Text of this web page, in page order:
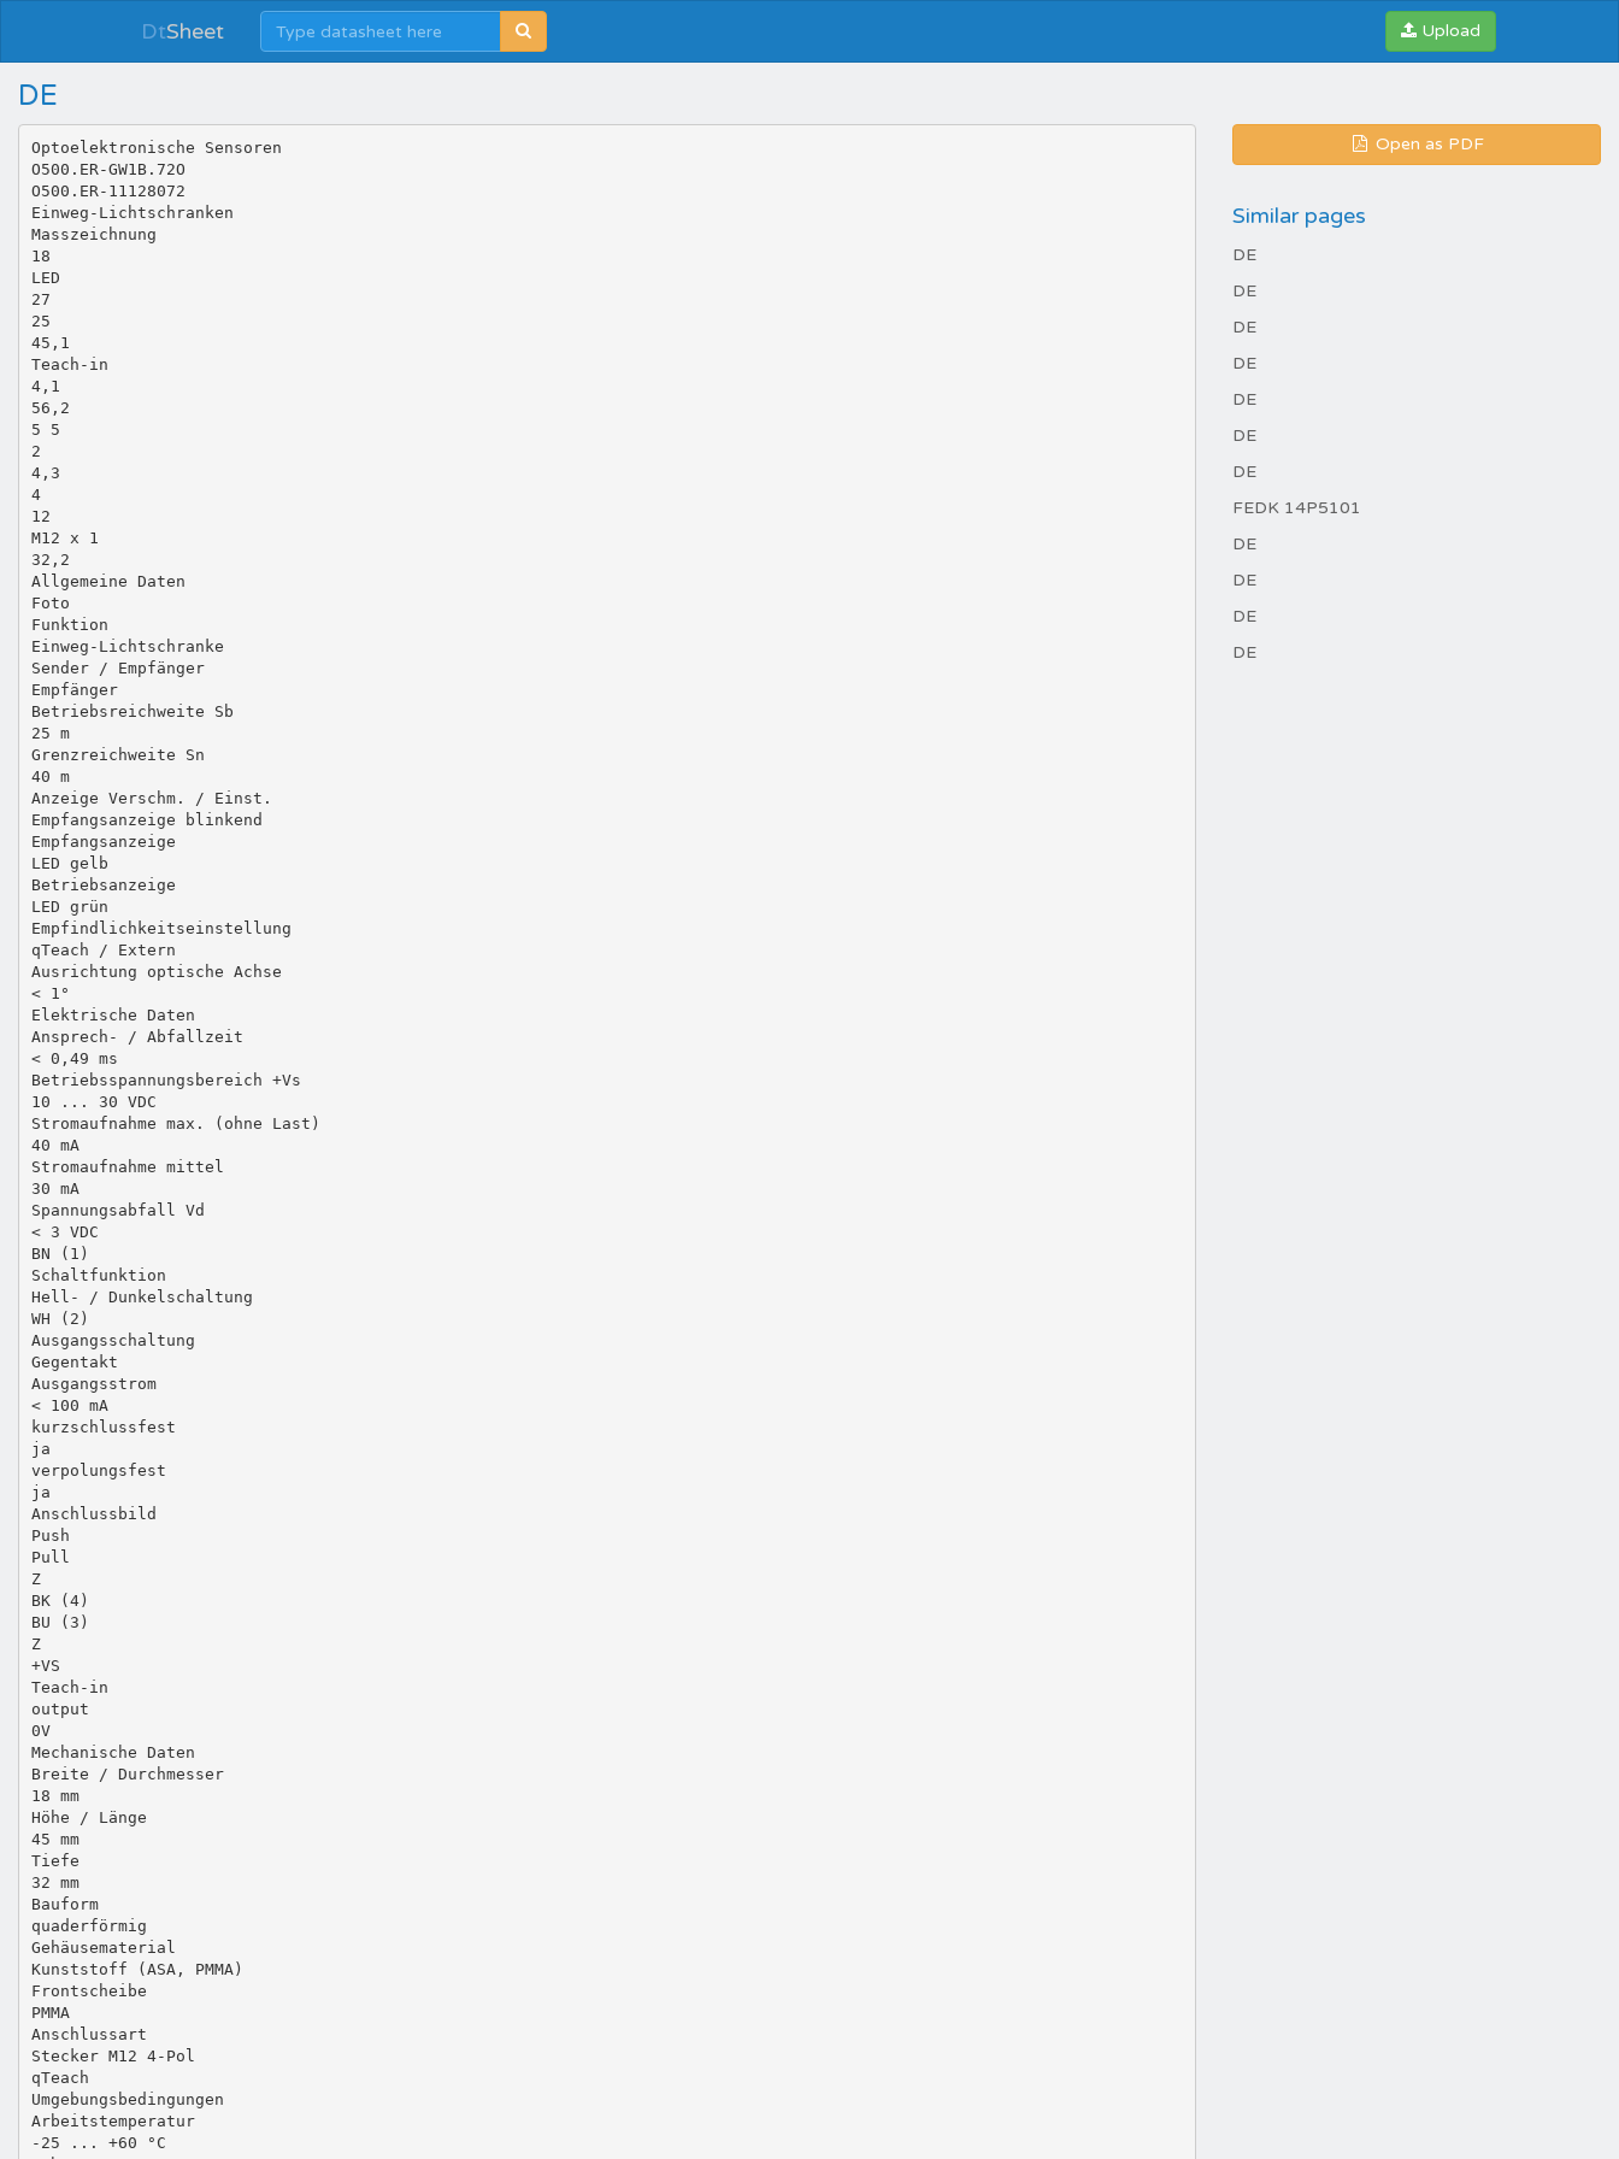
DtSheet Upload
DE
Optoelektronische Sensoren
O500.ER-GW1B.72O
O500.ER-11128072
Einweg-Lichtschranken
Masszeichnung
18
LED
27
25
45,1
Teach-in
4,1
56,2
5 5
2
4,3
4
12
M12 x 1
32,2
Allgemeine Daten
Foto
Funktion
Einweg-Lichtschranke
Sender / Empfänger
Empfänger
Betriebsreichweite Sb
25 m
Grenzreichweite Sn
40 m
Anzeige Verschm. / Einst.
Empfangsanzeige blinkend
Empfangsanzeige
LED gelb
Betriebsanzeige
LED grün
Empfindlichkeitseinstellung
qTeach / Extern
Ausrichtung optische Achse
< 1°
Elektrische Daten
Ansprech- / Abfallzeit
< 0,49 ms
Betriebsspannungsbereich +Vs
10 ... 30 VDC
Stromaufnahme max. (ohne Last)
40 mA
Stromaufnahme mittel
30 mA
Spannungsabfall Vd
< 3 VDC
BN (1)
Schaltfunktion
Hell- / Dunkelschaltung
WH (2)
Ausgangsschaltung
Gegentakt
Ausgangsstrom
< 100 mA
kurzschlussfest
ja
verpolungsfest
ja
Anschlussbild
Push
Pull
Z
BK (4)
BU (3)
Z
+VS
Teach-in
output
0V
Mechanische Daten
Breite / Durchmesser
18 mm
Höhe / Länge
45 mm
Tiefe
32 mm
Bauform
quaderförmig
Gehäusematerial
Kunststoff (ASA, PMMA)
Frontscheibe
PMMA
Anschlussart
Stecker M12 4-Pol
qTeach
Umgebungsbedingungen
Arbeitstemperatur
-25 ... +60 °C
Open as PDF
Similar pages
DE
DE
DE
DE
DE
DE
DE
FEDK 14P5101
DE
DE
DE
DE